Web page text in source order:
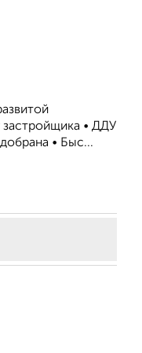
• ДДУ
• Быс...